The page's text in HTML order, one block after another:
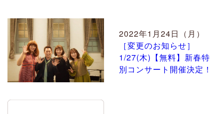
2022年1月24日（月）
［変更のお知らせ］
1/27(木)【無料】新春特
別コンサート開催決定！